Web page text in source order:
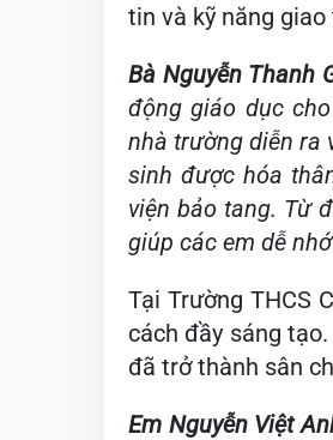
tin và kỹ năng giao
Bà Nguyễn Thanh
động giáo dục
nhà trường diễn ra
sinh được hóa
viện bảo tang. Từ
giúp các em dễ
Tại Trường THCS
cách đầy sáng
đã trở thành sân
Em Nguyễn Việt